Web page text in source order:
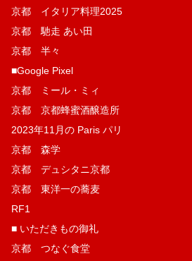
京都 イタリア料理2025
京都 馳走 あい田
京都 半々
■Google Pixel
京都 ミール・ミィ
京都 京都蜂蜜酒醸造所
2023年11月の Paris パリ
京都 森学
京都 デュシタニ京都
京都 東洋一の蕎麦
RF1
■ いただきもの御礼
京都 つなぐ食堂